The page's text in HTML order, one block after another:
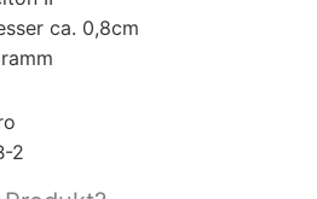
ca. 0,8cm
2